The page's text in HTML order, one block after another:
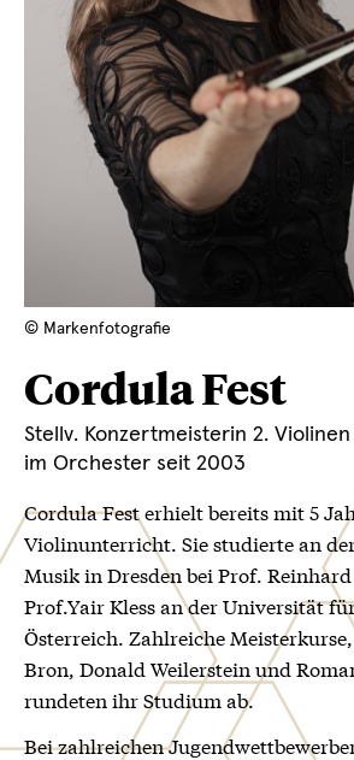
© Markenfotografie
Cordula Fest
Stellv. Konzertmeisterin 2. Violinen
im Orchester seit 2003
Cordula Fest erhielt bereits mit 5
Violinunterricht. Sie studierte an
Musik in Dresden bei Prof.
Prof.Yair Kless an der Universität
Österreich. Zahlreiche
Bron, Donald Weilerstein und
rundeten ihr Studium ab.
Bei zahlreichen